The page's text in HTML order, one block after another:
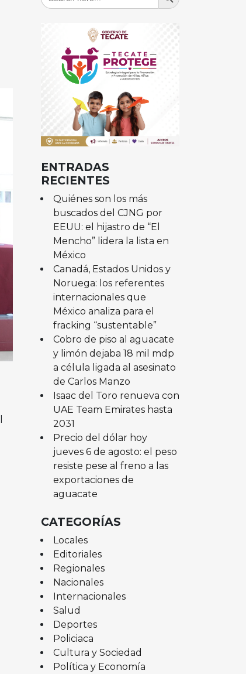
ENTRADAS
RECIENTES
Quiénes son los más
buscados del CJNG por
EEUU: el hijastro de “El
Mencho” lidera la lista en
México
Canadá, Estados Unidos y
Noruega: los referentes
internacionales que
México analiza para el
fracking “sustentable”
Cobro de piso al aguacate
y limón dejaba 18 mil mdp
a célula ligada al asesinato
de Carlos Manzo
Isaac del Toro renueva con
UAE Team Emirates hasta
2031
Precio del dólar hoy
jueves 6 de agosto: el peso
resiste pese al freno a las
exportaciones de
aguacate
CATEGORÍAS
Locales
Editoriales
Regionales
Nacionales
Internacionales
Salud
Deportes
Policiaca
Cultura y Sociedad
Política y Economía